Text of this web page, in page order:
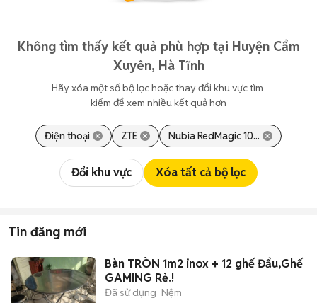
Không tìm thấy kết quả phù hợp tại Huyện Cẩm
Xuyên, Hà Tĩnh
Hãy xóa một số bộ lọc hoặc thay đổi khu vực tìm
kiếm để xem nhiều kết quả hơn
Điện thoại ZTE Nubia RedMagic 10...
Đổi khu vực Xóa tất cả bộ lọc
Tin đăng mới
Bàn TRÒN 1m2 inox + 12 ghế Đẩu,Ghế
GAMING Rẻ.!
Đã sử dụng Nệm